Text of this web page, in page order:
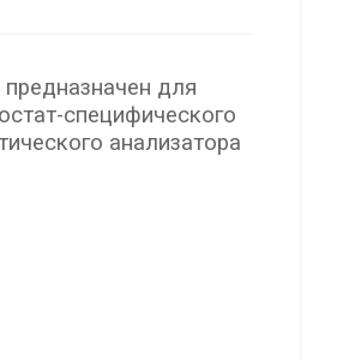
предназначен для
специфического
анализатора